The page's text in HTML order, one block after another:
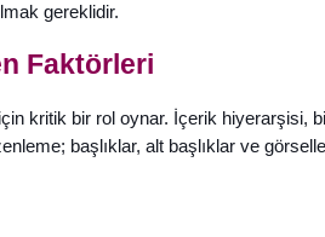
gereklidir.
Faktörleri
kritik bir rol oynar. İçerik hiyerarşisi,
başlıklar, alt başlıklar ve